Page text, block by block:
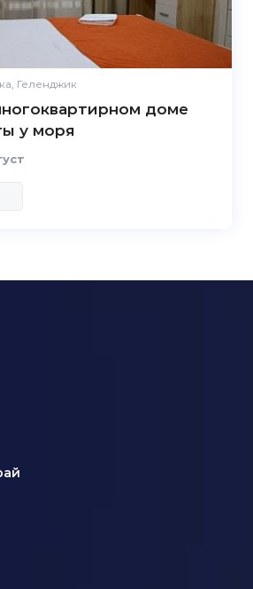
Геленджик
доме
у моря